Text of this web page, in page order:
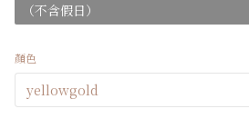
（不含假日）
顏色